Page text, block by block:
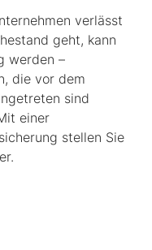
verlässt
geht, kann
werden –
die vor dem
sind
einer
stellen Sie